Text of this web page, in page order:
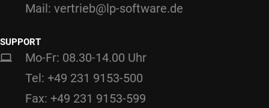
Mail: vertrieb@lp-software.de
SUPPORT
Mo-Fr: 08.30-14.00 Uhr
Tel: +49 231 9153-500
Fax: +49 231 9153-599